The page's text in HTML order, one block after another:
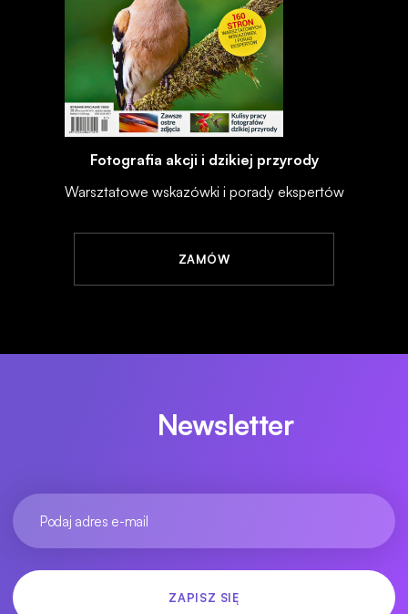
Fotografia akcji i dzikiej przyrody
Warsztatowe wskazówki i porady ekspertów
ZAMÓW
Newsletter